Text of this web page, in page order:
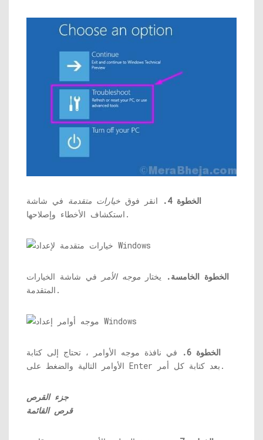
الخطوة 4. انقر فوق خيارات متقدمة في شاشة
استكشاف الأخطاء وإصلاحها.
الخطوة الخامسة. يختار موجه الأمر
في شاشة الخيارات
المتقدمة.
الخطوة 6.
في نافذة موجه الأوامر ، تحتاج إلى كتابة
الأوامر التالية والضغط على Enter بعد كتابة كل أمر.
جزء القرص
قرص القائمة